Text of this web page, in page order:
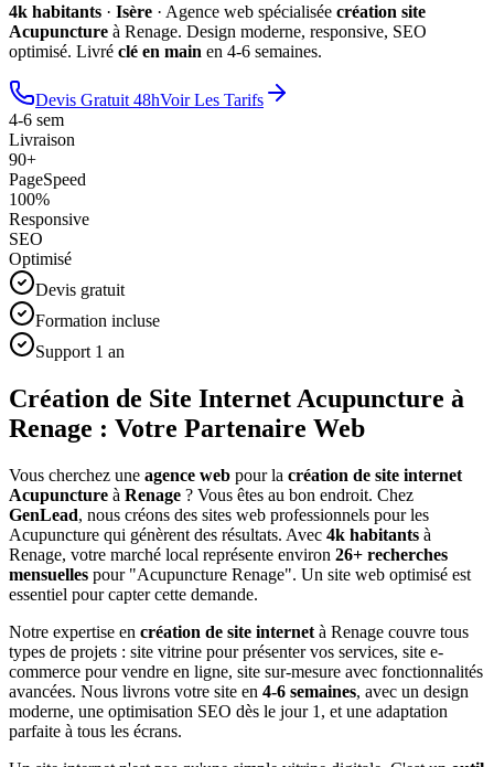
4k habitants · Isère · Agence web spécialisée création site
Acupuncture à Renage. Design moderne, responsive, SEO
optimisé. Livré clé en main en 4-6 semaines.
Devis Gratuit 48hVoir Les Tarifs
4-6 sem
Livraison
90+
PageSpeed
100%
Responsive
SEO
Optimisé
Devis gratuit
Formation incluse
Support 1 an
Création de Site Internet Acupuncture à
Renage : Votre Partenaire Web
Vous cherchez une agence web pour la création de site internet
Acupuncture à Renage ? Vous êtes au bon endroit. Chez
GenLead, nous créons des sites web professionnels pour les
Acupuncture qui génèrent des résultats. Avec 4k habitants à
Renage, votre marché local représente environ 26+ recherches
mensuelles pour "Acupuncture Renage". Un site web optimisé est
essentiel pour capter cette demande.
Notre expertise en création de site internet à Renage couvre tous
types de projets : site vitrine pour présenter vos services, site e-
commerce pour vendre en ligne, site sur-mesure avec fonctionnalités
avancées. Nous livrons votre site en 4-6 semaines, avec un design
moderne, une optimisation SEO dès le jour 1, et une adaptation
parfaite à tous les écrans.